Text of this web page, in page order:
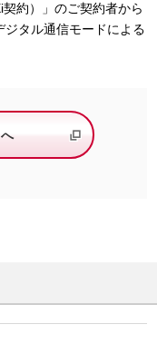
約）」のご契約者から
タル通信モードによる